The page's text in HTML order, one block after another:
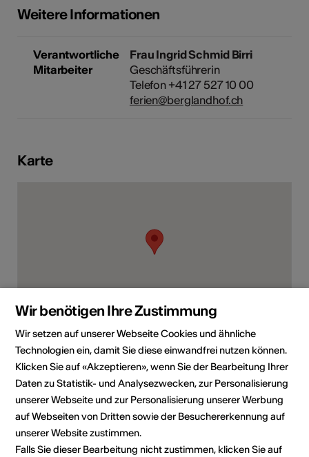
Weitere Informationen
Verantwortliche
Mitarbeiter
Frau Ingrid Schmid Birri
Geschäftsführerin
Telefon +41 27 527 10 00
ferien@berglandhof.ch
Karte
Route planen
ÖV Fahrplan
Institution / Organisation
BerglandHof Hotel
Restaurant ErnerGaren
Wir benötigen Ihre Zustimmung
Wir setzen auf unserer Webseite Cookies und ähnliche
Technologien ein, damit Sie diese einwandfrei nutzen können.
Klicken Sie auf «Akzeptieren», wenn Sie der Bearbeitung Ihrer
Daten zu Statistik- und Analysezwecken, zur Personalisierung
unserer Webseite und zur Personalisierung unserer Werbung
auf Webseiten von Dritten sowie der Besuchererkennung auf
unserer Website zustimmen.
Falls Sie dieser Bearbeitung nicht zustimmen, klicken Sie auf